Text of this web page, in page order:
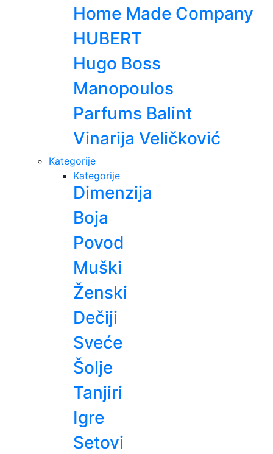
Home Made Company
HUBERT
Hugo Boss
Manopoulos
Parfums Balint
Vinarija Veličković
Kategorije
Kategorije
Dimenzija
Boja
Povod
Muški
Ženski
Dečiji
Sveće
Šolje
Tanjiri
Igre
Setovi